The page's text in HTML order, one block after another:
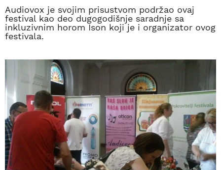
Audiovox je svojim prisustvom podržao ovaj
festival kao deo dugogodišnje saradnje sa
inkluzivnim horom Ison koji je i organizator ovog
festivala.